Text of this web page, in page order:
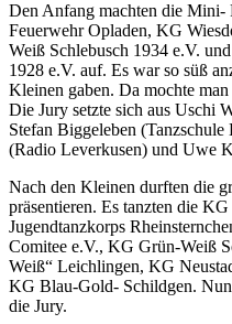
Den Anfang machten die Mini-
Feuerwehr Opladen, KG
Weiß Schlebusch 1934 e.V.
1928 e.V. auf. Es war so süß
Kleinen gaben. Da mochte
Die Jury setzte sich aus Uschi
Stefan Biggeleben
(Radio Leverkusen) und Uwe
Nach den Kleinen durften die
präsentieren. Es tanzten die
Jugendtanzkorps
Comitee e.V., KG Grün-Weiß
Weiß“ Leichlingen, KG
KG Blau-Gold- Schildgen.
die Jury.